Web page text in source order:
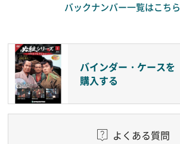
バックナンバー一覧はこちら
バインダー・ケースを
購入する
よくある質問